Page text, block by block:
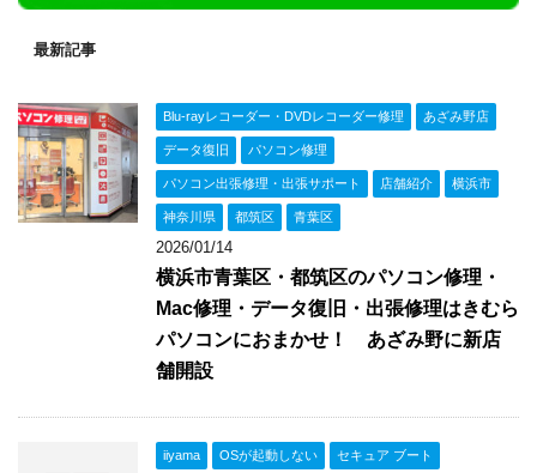
最新記事
Blu-rayレコーダー・DVDレコーダー修理 あざみ野店
データ復旧 パソコン修理
パソコン出張修理・出張サポート 店舗紹介 横浜市
神奈川県 都筑区 青葉区
2026/01/14
横浜市青葉区・都筑区のパソコン修理・
Mac修理・データ復旧・出張修理はきむら
パソコンにおまかせ！ あざみ野に新店
舗開設
iiyama OSが起動しない セキュア ブート